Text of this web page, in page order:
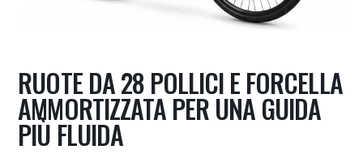
RUOTE DA 28 POLLICI E FORCELLA
AMMORTIZZATA PER UNA GUIDA
PIÙ FLUIDA